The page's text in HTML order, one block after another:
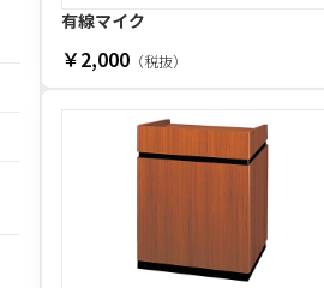
有線マイク
￥2,000 （税抜）